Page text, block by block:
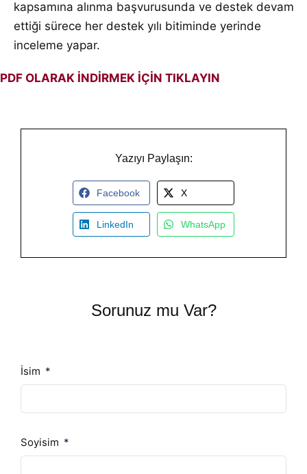
kapsamına alınma başvurusunda ve destek devam
ettiği sürece her destek yılı bitiminde yerinde
inceleme yapar.
PDF OLARAK İNDİRMEK İÇİN TIKLAYIN
Yazıyı Paylaşın:
Facebook X
LinkedIn WhatsApp
Sorunuz mu Var?
İsim
Soyisim